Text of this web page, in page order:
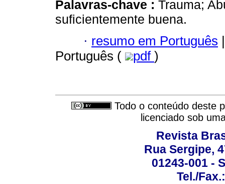
Palavras-chave : Trauma;
suficientemente buena.
· resumo em Português |
Português (
pdf )
Todo o conteúdo deste
licenciado sob
Revista
Rua Sergipe,
01243-001 -
Tel./